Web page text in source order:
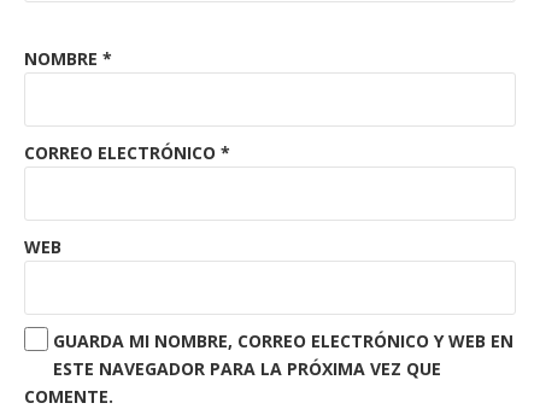
NOMBRE *
CORREO ELECTRÓNICO *
WEB
GUARDA MI NOMBRE, CORREO ELECTRÓNICO Y WEB EN
ESTE NAVEGADOR PARA LA PRÓXIMA VEZ QUE
COMENTE.